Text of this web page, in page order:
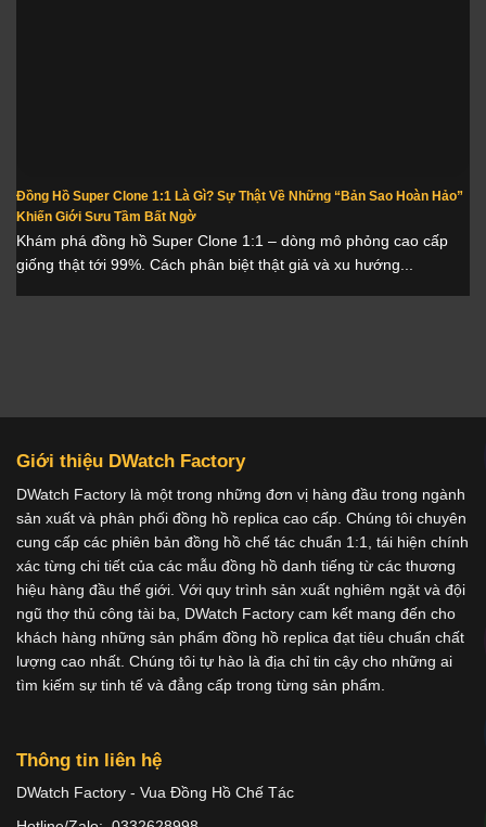
Đồng Hồ Super Clone 1:1 Là Gì? Sự Thật Về Những “Bản Sao Hoàn Hảo”
Khiến Giới Sưu Tầm Bất Ngờ
Khám phá đồng hồ Super Clone 1:1 – dòng mô phỏng cao cấp
giống thật tới 99%. Cách phân biệt thật giả và xu hướng...
Giới thiệu DWatch Factory
DWatch Factory là một trong những đơn vị hàng đầu trong ngành
sản xuất và phân phối đồng hồ replica cao cấp. Chúng tôi chuyên
cung cấp các phiên bản đồng hồ chế tác chuẩn 1:1, tái hiện chính
xác từng chi tiết của các mẫu đồng hồ danh tiếng từ các thương
hiệu hàng đầu thế giới. Với quy trình sản xuất nghiêm ngặt và đội
ngũ thợ thủ công tài ba, DWatch Factory cam kết mang đến cho
khách hàng những sản phẩm đồng hồ replica đạt tiêu chuẩn chất
lượng cao nhất. Chúng tôi tự hào là địa chỉ tin cậy cho những ai
tìm kiếm sự tinh tế và đẳng cấp trong từng sản phẩm.
Thông tin liên hệ
DWatch Factory - Vua Đồng Hồ Chế Tác